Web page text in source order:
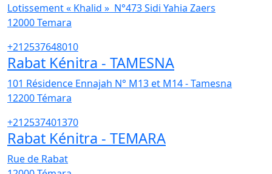
Lotissement « Khalid » N°473 Sidi Yahia Zaers
12000Temara
+212537648010
Rabat Kénitra - TAMESNA
101 Résidence Ennajah N° M13 et M14 - Tamesna
12200Témara
+212537401370
Rabat Kénitra - TEMARA
Rue de Rabat